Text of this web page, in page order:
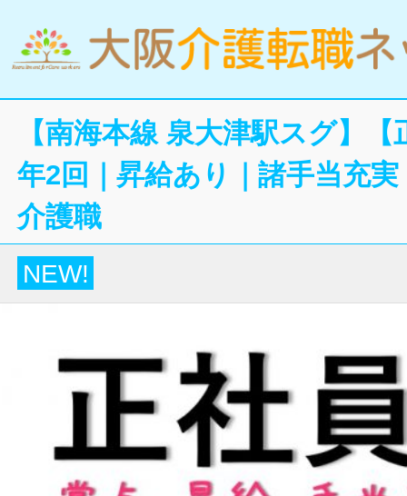
【南海本線 泉大津駅スグ】
年2回｜昇給あり｜諸手当充
介護職
NEW!